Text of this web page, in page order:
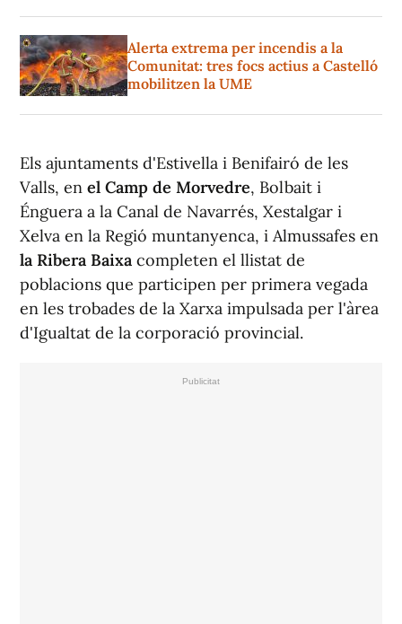
Alerta extrema per incendis a la
Comunitat: tres focs actius a Castelló
mobilitzen la UME
Els ajuntaments d'Estivella i Benifairó de les
Valls, en el Camp de Morvedre, Bolbait i
Énguera a la Canal de Navarrés, Xestalgar i
Xelva en la Regió muntanyenca, i Almussafes en
la Ribera Baixa completen el llistat de
poblacions que participen per primera vegada
en les trobades de la Xarxa impulsada per l'àrea
d'Igualtat de la corporació provincial.